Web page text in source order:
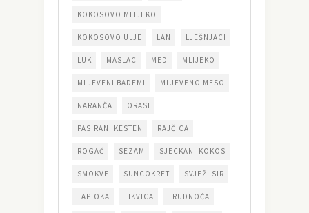
KOKOSOVO MLIJEKO
KOKOSOVO ULJE LAN LJEŠNJACI
LUK MASLAC MED MLIJEKO
MLJEVENI BADEMI MLJEVENO MESO
NARANČA ORASI
PASIRANI KESTEN RAJČICA
ROGAČ SEZAM SJECKANI KOKOS
SMOKVE SUNCOKRET SVJEŽI SIR
TAPIOKA TIKVICA TRUDNOĆA